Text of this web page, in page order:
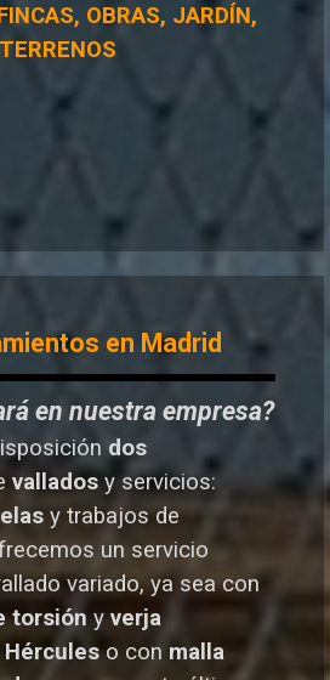
OBRAS, JARDÍN,
TERRENOS
en Madrid
en nuestra empresa?
dos
vallados y servicios:
y trabajos de
un servicio
variado, ya sea con
torsión y verja
Hércules o con malla